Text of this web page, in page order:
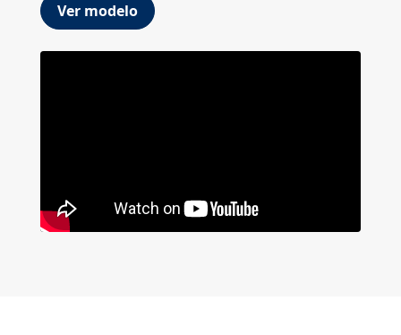
Ver modelo